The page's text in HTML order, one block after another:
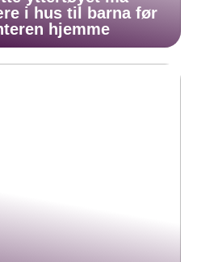
i hus til barna før
hjemme